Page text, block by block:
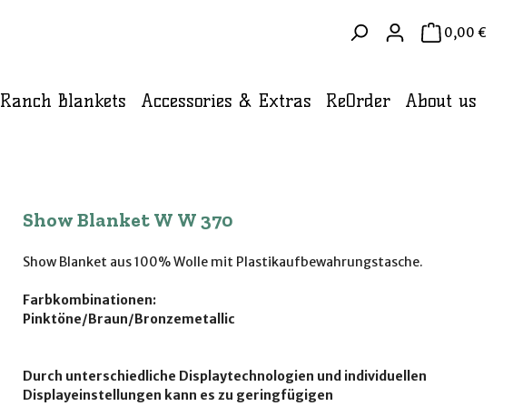
0,00 €
Ranch Blankets Accessories & Extras ReOrder About us
Show Blanket W W 370
Show Blanket aus 100% Wolle mit Plastikaufbewahrungstasche.
Farbkombinationen:
Pinktöne/Braun/Bronzemetallic
Durch unterschiedliche Displaytechnologien und individuellen
Displayeinstellungen kann es zu geringfügigen